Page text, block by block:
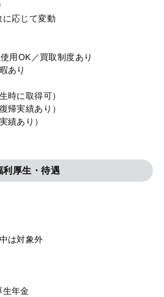
に応じて変動
用OK／買取制度あり
あり
時に取得可）
帰実績あり）
績あり）
利厚生・待遇
は対象外
生年金